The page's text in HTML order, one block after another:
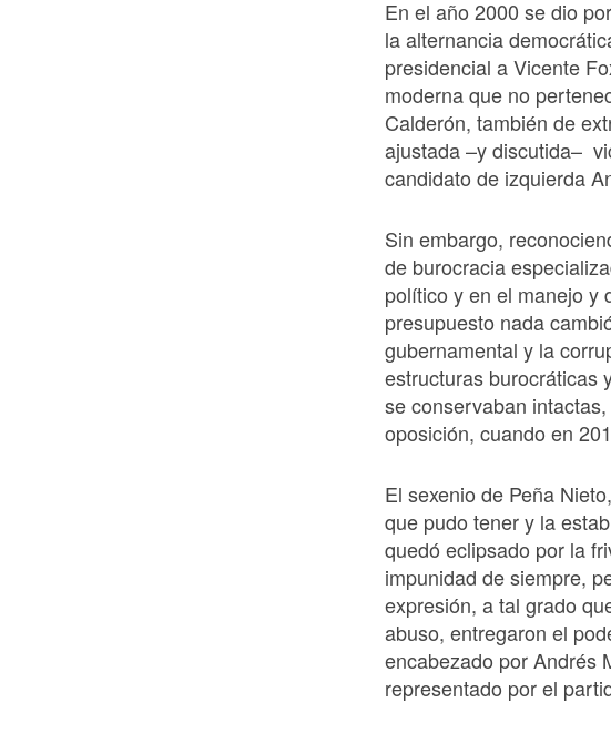
En el año 2000 se dio
la alternancia
presidencial a Vicente
moderna que no
Calderón, también de
ajustada –y discutida–
candidato de izquierda
Sin embargo,
de burocracia
político y en el manejo y
presupuesto nada
gubernamental y la
estructuras burocráticas
se conservaban
oposición, cuando en
El sexenio de Peña
que pudo tener y la
quedó eclipsado por la
impunidad de siempre,
expresión, a tal grado
abuso, entregaron el
encabezado por Andrés
representado por el